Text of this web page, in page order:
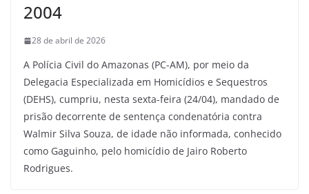
2004
28 de abril de 2026
A Polícia Civil do Amazonas (PC-AM), por meio da
Delegacia Especializada em Homicídios e Sequestros
(DEHS), cumpriu, nesta sexta-feira (24/04), mandado de
prisão decorrente de sentença condenatória contra
Walmir Silva Souza, de idade não informada, conhecido
como Gaguinho, pelo homicídio de Jairo Roberto
Rodrigues.